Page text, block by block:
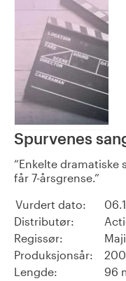
Spurvenes
Enkelte dramatiske
får 7-årsgrense.
Vurdert dato:
Distributør:
Regissør:
Produksjonsår:
Lengde:
96